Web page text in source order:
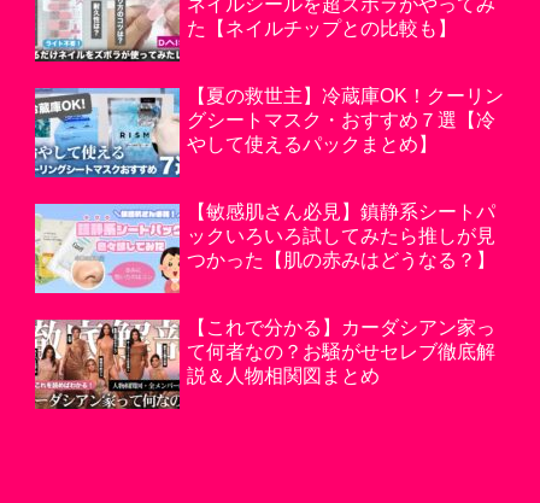
た【ネイルチップとの比較も】
【夏の救世主】冷蔵庫OK！クーリン
グシートマスク・おすすめ７選【冷
やして使えるパックまとめ】
【敏感肌さん必見】鎮静系シートパ
ックいろいろ試してみたら推しが見
つかった【肌の赤みはどうなる？】
【これで分かる】カーダシアン家っ
て何者なの？お騒がせセレブ徹底解
説＆人物相関図まとめ